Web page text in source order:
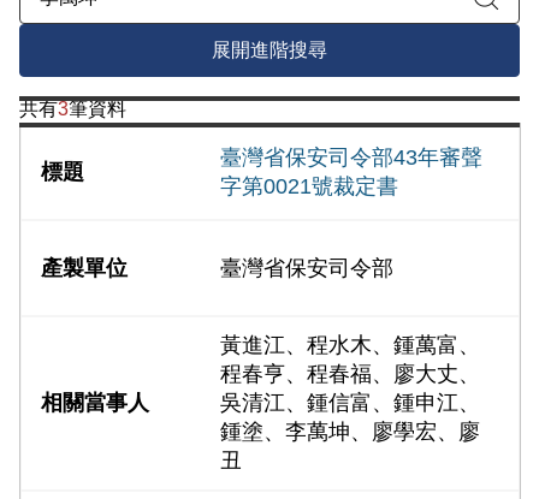
展開進階搜尋
共有3筆資料
臺灣省保安司令部43年審聲
字第0021號裁定書
臺灣省保安司令部
黃進江、程水木、鍾萬富、
程春亨、程春福、廖大丈、
吳清江、鍾信富、鍾申江、
鍾塗、李萬坤、廖學宏、廖
丑